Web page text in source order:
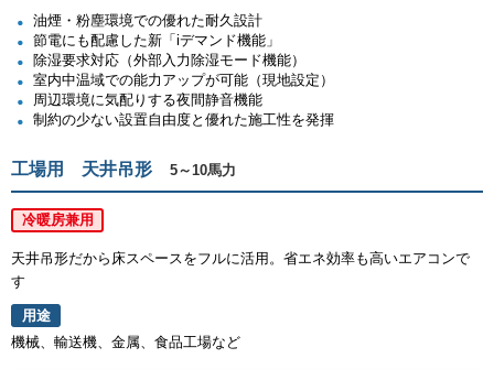
油煙・粉塵環境での優れた耐久設計
節電にも配慮した新「iデマンド機能」
除湿要求対応（外部入力除湿モード機能）
室内中温域での能力アップが可能（現地設定）
周辺環境に気配りする夜間静音機能
制約の少ない設置自由度と優れた施工性を発揮
工場用 天井吊形 5～10馬力
冷暖房兼用
天井吊形だから床スペースをフルに活用。省エネ効率も高いエアコンで
す
用途
機械、輸送機、金属、食品工場など